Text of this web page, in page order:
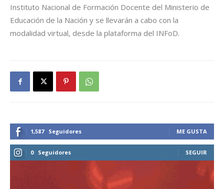
Instituto Nacional de Formación Docente del Ministerio de
Educación de la Nación y se llevarán a cabo con la
modalidad virtual, desde la plataforma del INFoD.
1,587 Seguidores ME GUSTA
0 Seguidores SEGUIR